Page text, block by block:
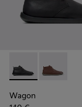
Wagon -Wagon -
Wagon